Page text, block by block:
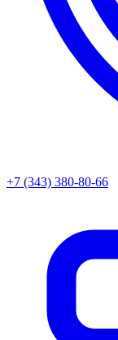
+7 (343) 380-80-66